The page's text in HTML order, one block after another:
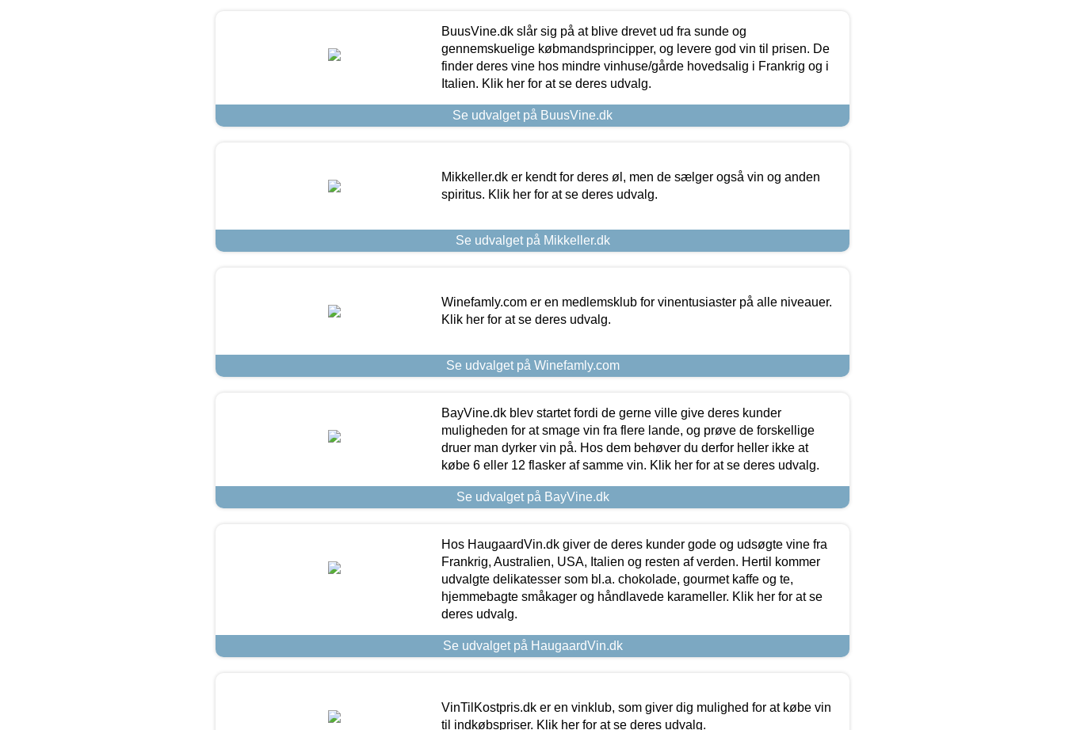
BuusVine.dk slår sig på at blive drevet ud fra sunde og
gennemskuelige købmandsprincipper, og levere god vin til prisen. De
finder deres vine hos mindre vinhuse/gårde hovedsalig i Frankrig og i
Italien. Klik her for at se deres udvalg.
Se udvalget på BuusVine.dk
Mikkeller.dk er kendt for deres øl, men de sælger også vin og anden
spiritus. Klik her for at se deres udvalg.
Se udvalget på Mikkeller.dk
Winefamly.com er en medlemsklub for vinentusiaster på alle niveauer.
Klik her for at se deres udvalg.
Se udvalget på Winefamly.com
BayVine.dk blev startet fordi de gerne ville give deres kunder
muligheden for at smage vin fra flere lande, og prøve de forskellige
druer man dyrker vin på. Hos dem behøver du derfor heller ikke at
købe 6 eller 12 flasker af samme vin. Klik her for at se deres udvalg.
Se udvalget på BayVine.dk
Hos HaugaardVin.dk giver de deres kunder gode og udsøgte vine fra
Frankrig, Australien, USA, Italien og resten af verden. Hertil kommer
udvalgte delikatesser som bl.a. chokolade, gourmet kaffe og te,
hjemmebagte småkager og håndlavede karameller. Klik her for at se
deres udvalg.
Se udvalget på HaugaardVin.dk
VinTilKostpris.dk er en vinklub, som giver dig mulighed for at købe vin
til indkøbspriser. Klik her for at se deres udvalg.